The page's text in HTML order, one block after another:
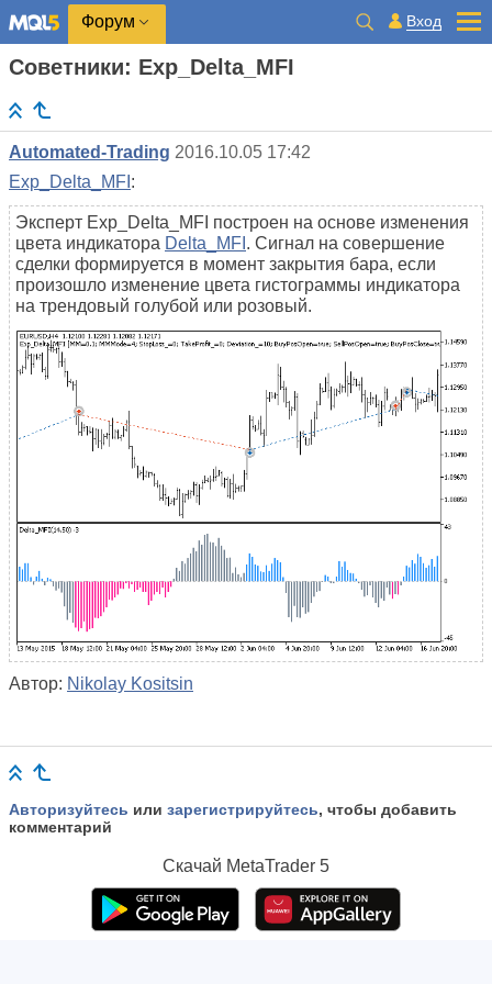
Форум Вход
Советники: Exp_Delta_MFI
Automated-Trading 2016.10.05 17:42
Exp_Delta_MFI :
Эксперт Exp_Delta_MFI построен на основе изменения
цвета индикатора Delta_MFI . Сигнал на совершение
сделки формируется в момент закрытия бара, если
произошло изменение цвета гистограммы индикатора
на трендовый голубой или розовый.
Автор: Nikolay Kositsin
Авторизуйтесь или зарегистрируйтесь, чтобы добавить
комментарий
Скачай MetaTrader 5